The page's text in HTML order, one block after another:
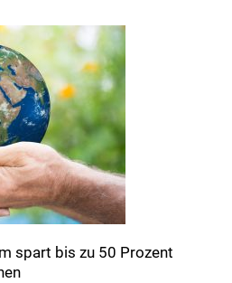
spart bis zu 50 Prozent